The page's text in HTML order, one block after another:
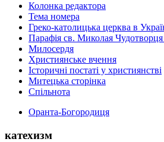
Колонка редактора
Тема номера
Греко-католицька церква в
Парафія св. Миколая
Милосердя
Християнське вчення
Історичні постаті у християнстві
Митецька сторінка
Спільнота
Оранта-Богородиця
катехизм